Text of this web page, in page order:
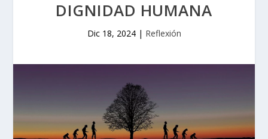
DIGNIDAD HUMANA
Dic 18, 2024| Reflexión